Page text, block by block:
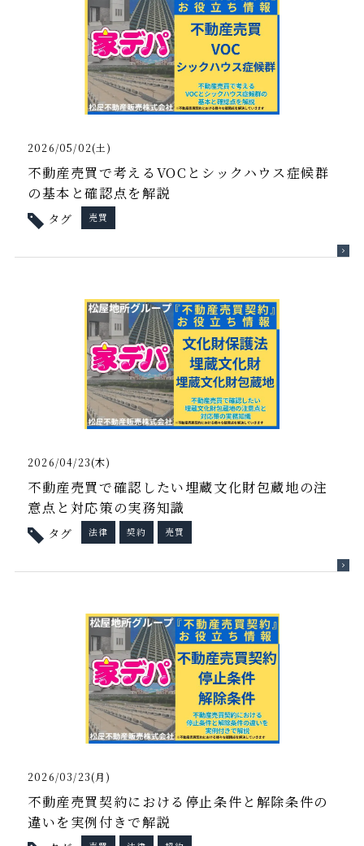
2026/05/02(土)
不動産売買で考えるVOCとシックハウス症候群
の基本と確認点を解説
タグ 売買
2026/04/23(木)
不動産売買で確認したい埋蔵文化財包蔵地の注
意点と対応策の実務知識
タグ 法律 契約 売買
2026/03/23(月)
不動産売買契約における停止条件と解除条件の
違いを実例付きで解説